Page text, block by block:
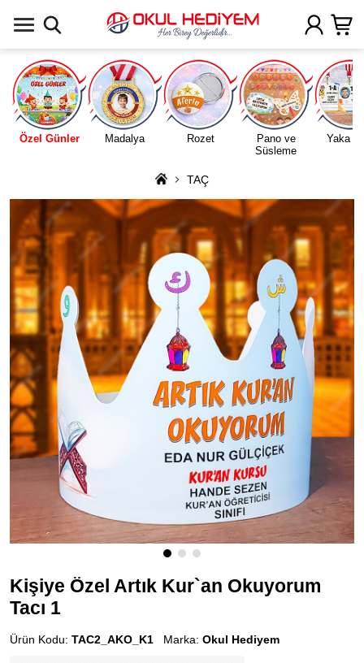
Özel Günler Madalya Rozet
Pano ve
Süsleme
Yaka
TAÇ
Kişiye Özel Artık Kur`an Okuyorum
Tacı 1
Ürün Kodu: TAC2_AKO_K1 Marka: Okul Hediyem
Uygulamada Aç